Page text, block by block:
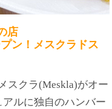
店
ン！メスクラドス
スクラ(Meskla)がオー
ルに独自のハンバー